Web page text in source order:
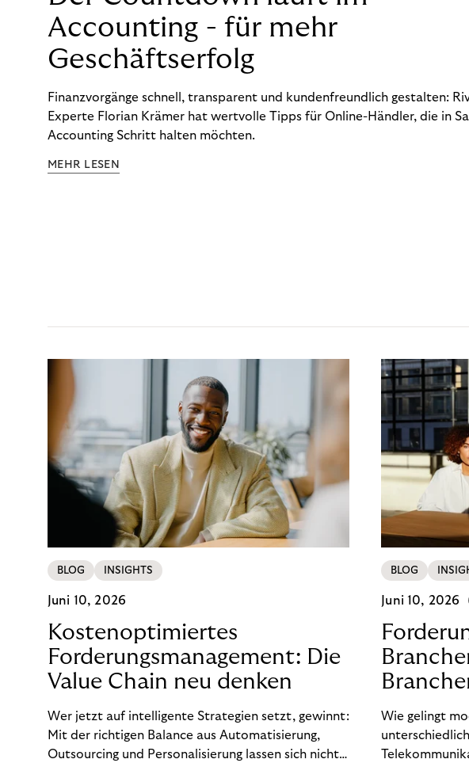
Accounting - für mehr
Geschäftserfolg
Finanzvorgänge schnell, transparent und kundenfreundlich gestalten:
Experte Florian Krämer hat wertvolle Tipps für Online-Händler, die in
Accounting Schritt halten möchten.
MEHR LESEN
BLOG INSIGHTS
Juni 10, 2026
Kostenoptimiertes
Forderungsmanagement: Die
Value Chain neu denken
Wer jetzt auf intelligente Strategien setzt, gewinnt:
Mit der richtigen Balance aus Automatisierung,
Outsourcing und Personalisierung lassen sich nicht
BLOG
Juni 10, 2026
Wie gelingt